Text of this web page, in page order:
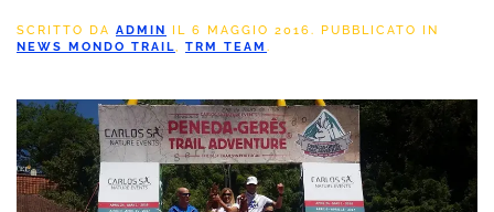
SCRITTO DA ADMIN IL 6 MAGGIO 2016. PUBBLICATO IN
NEWS MONDO TRAIL, TRM TEAM .